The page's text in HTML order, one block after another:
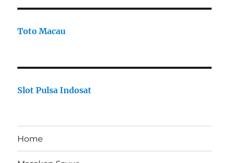
Toto Macau
Slot Pulsa Indosat
Home